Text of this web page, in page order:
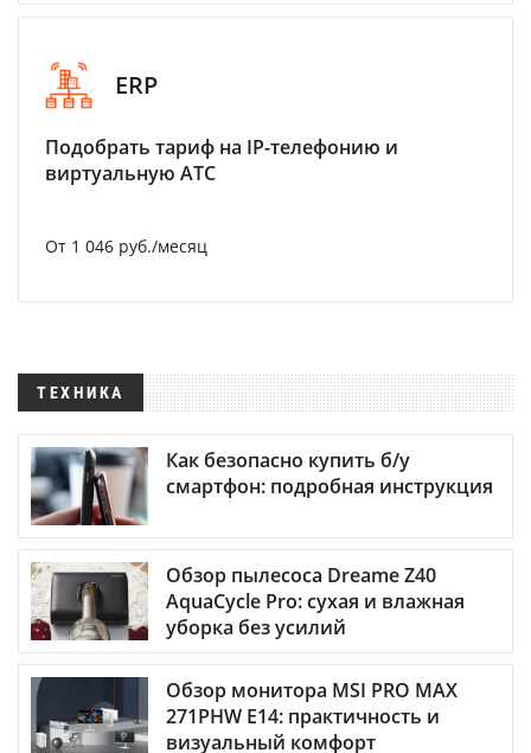
ERP
Подобрать тариф на IP-телефонию и
виртуальную АТС
От 1 046 руб./месяц
ТЕХНИКА
Как безопасно купить б/у
смартфон: подробная инструкция
Обзор пылесоса Dreame Z40
AquaCycle Pro: сухая и влажная
уборка без усилий
Обзор монитора MSI PRO MAX
271PHW E14: практичность и
визуальный комфорт